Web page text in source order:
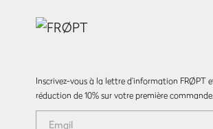
Inscrivez-vous à la lettre d’information FRØPT
réduction de 10% sur votre première commande.